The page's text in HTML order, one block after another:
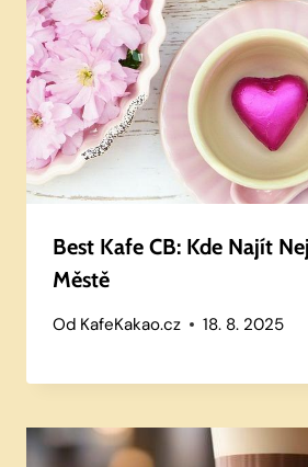
Best Kafe CB: Kde Najít
Městě
Od KafeKakao.cz 18. 8. 2025